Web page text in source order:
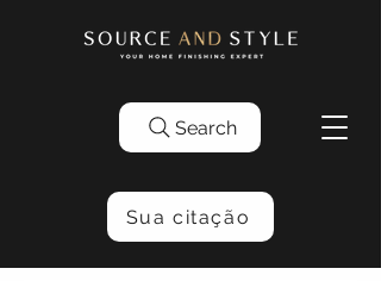
Search
Sua citação